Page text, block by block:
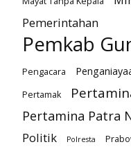
Pemerintahan
Pemkab
Pengacara
Pertamak
Pertamina Patra
Politik
Polresta